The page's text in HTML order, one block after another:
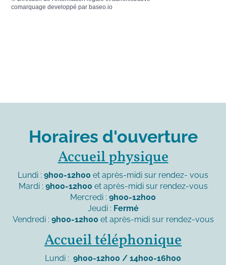
comarquage developpé parbaseo.io
Horaires d'ouverture
Accueil physique
Lundi : 9h00-12h00 et après-midi sur rendez- vous
Mardi : 9h00-12h00 et après-midi sur rendez-vous
Mercredi : 9h00-12h00
Jeudi : Fermé
Vendredi : 9h00-12h00 et après-midi sur rendez-vous
Accueil téléphonique
Lundi : 9h00-12h00 / 14h00-16h00